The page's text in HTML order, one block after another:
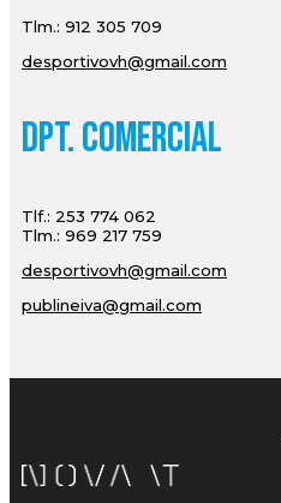
Tlm.: 912 305 709
desportivovh@gmail.com
Dpt. Comercial
Tlf.: 253 774 062
Tlm.: 969 217 759
desportivovh@gmail.com
publineiva@gmail.com